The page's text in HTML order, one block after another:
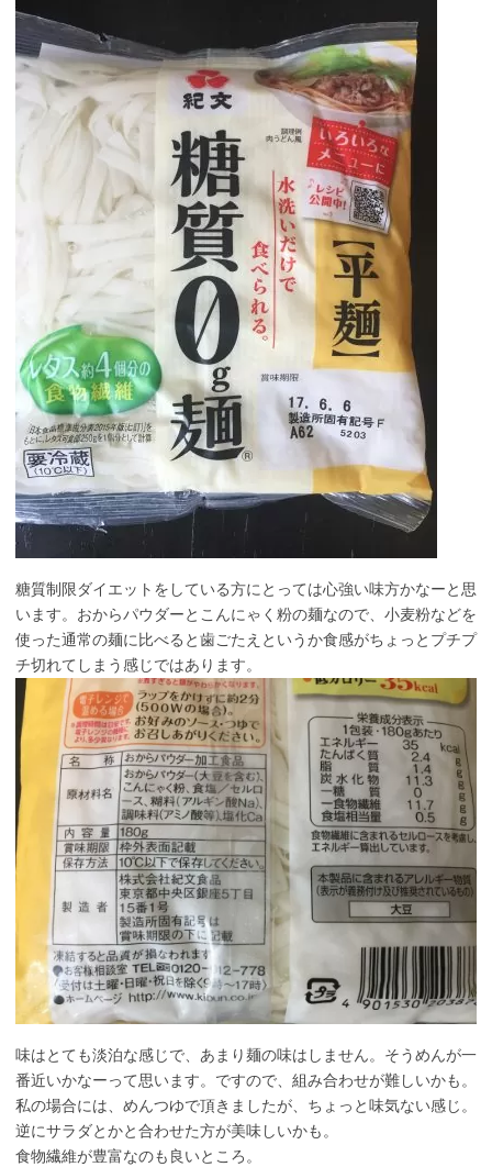
糖質制限ダイエットをしている方にとっては心強い味方かなーと思
います。おからパウダーとこんにゃく粉の麺なので、小麦粉などを
使った通常の麺に比べると歯ごたえというか食感がちょっとプチプ
チ切れてしまう感じではあります。
味はとても淡泊な感じで、あまり麺の味はしません。そうめんが一
番近いかなーって思います。ですので、組み合わせが難しいかも。
私の場合には、めんつゆで頂きましたが、ちょっと味気ない感じ。
逆にサラダとかと合わせた方が美味しいかも。
食物繊維が豊富なのも良いところ。